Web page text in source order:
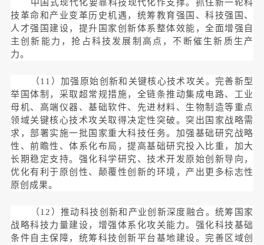
中国式现代化要靠科技现代化作支撑。抓住新一轮科
技革命和产业变革历史机遇，统筹教育强国、科技强国、
人才强国建设，提升国家创新体系整体效能，全面增强自
主创新能力，抢占科技发展制高点，不断催生新质生产
力。
（11）加强原始创新和关键核心技术攻关。完善新型
举国体制，采取超常规措施，全链条推动集成电路、工业
母机、高端仪器、基础软件、先进材料、生物制造等重点
领域关键核心技术攻关取得决定性突破。突出国家战略需
求，部署实施一批国家重大科技任务。加强基础研究战略
性、前瞻性、体系化布局，提高基础研究投入比重，加大
长期稳定支持。强化科学研究、技术开发原始创新导向，
优化有利于原创性、颠覆性创新的环境，产出更多标志性
原创成果。
（12）推动科技创新和产业创新深度融合。统筹国家
战略科技力量建设，增强体系化攻关能力。强化科技基础
条件自主保障，统筹科技创新平台基地建设。完善区域创